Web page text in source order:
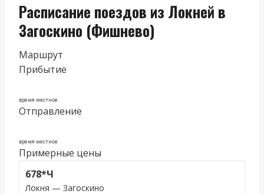
Расписание поездов из Локней в
Загоскино (Фишнево)
Маршрут
Прибытие
время местное
Отправление
время местное
Примерные цены
678*Ч
Локня — Загоскино